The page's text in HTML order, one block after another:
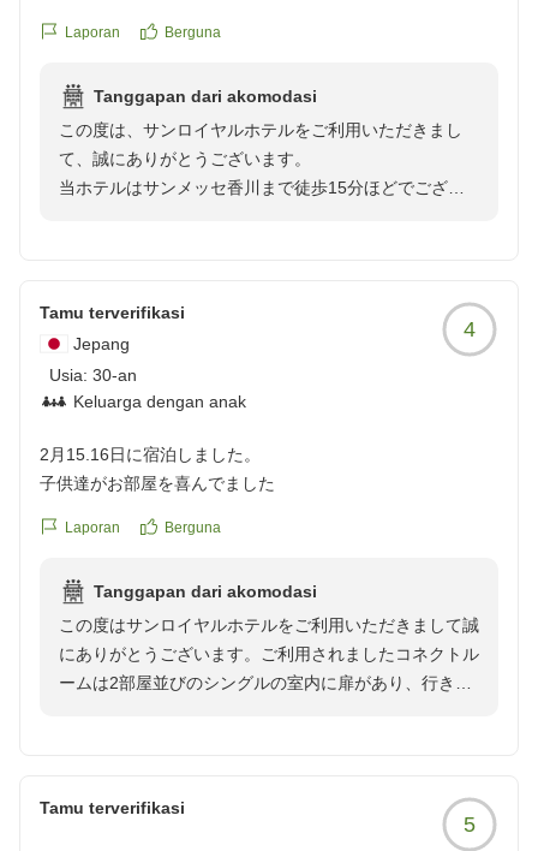
お客様のまたのお越しをスタッフ一同心よりお待ち申し
Laporan Berguna
Tanggapan dari akomodasi
この度は、サンロイヤルホテルをご利用いただきまし
て、誠にありがとうございます。
当ホテルはサンメッセ香川まで徒歩15分ほどでござい
うございます。
お客様のまたのご利用をスタッフ一同心よりお待ち申し
Tamu terverifikasi
Jepang
Usia: 30-an
Keluarga dengan anak
4
2月15.16日に宿泊しました。
子供達がお部屋を喜んでました
Laporan Berguna
Tanggapan dari akomodasi
この度はサンロイヤルホテルをご利用いただきまして誠
にありがとうございます。ご利用されましたコネクトル
ームは2部屋並びのシングルの室内に扉があり、行き来
思います。
今後もより良いサービスを目指して努力してまいりま
Tamu terverifikasi
5